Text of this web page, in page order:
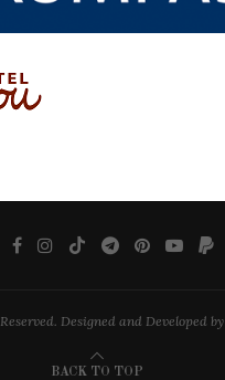
Designed and Developed by
BACK TO TOP